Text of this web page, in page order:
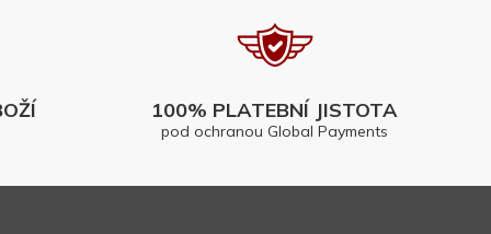
100% PLATEBNÍ JISTOTA
pod ochranou Global Payments